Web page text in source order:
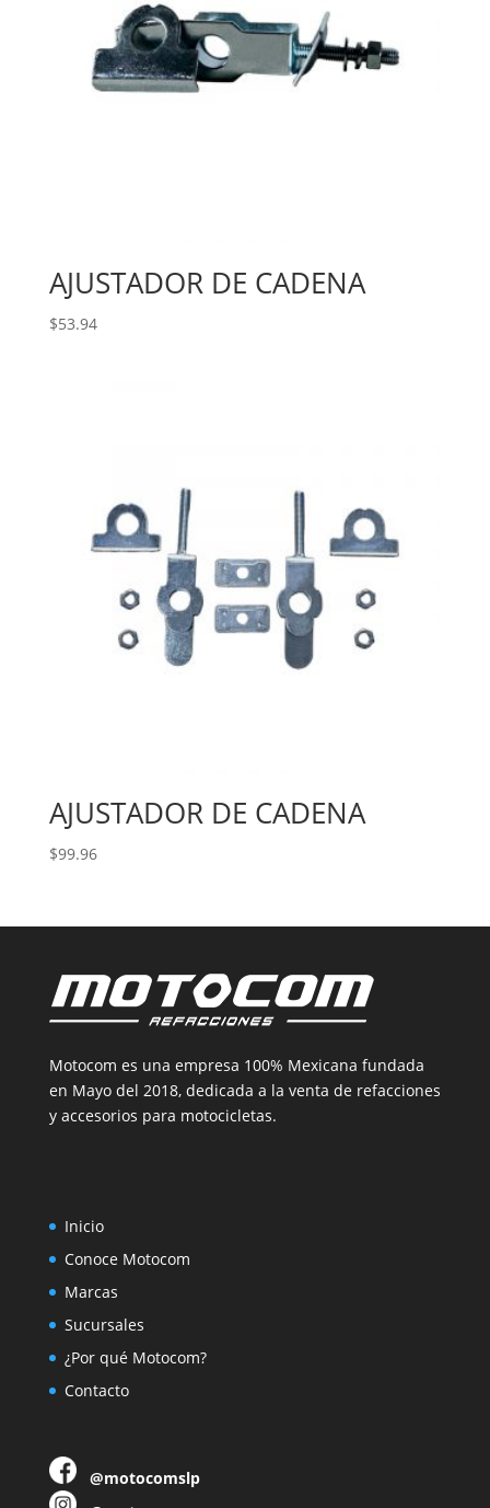
AJUSTADOR DE CADENA
$53.94
AJUSTADOR DE CADENA
$99.96
Motocom es una empresa 100% Mexicana fundada
en Mayo del 2018, dedicada a la venta de refacciones
y accesorios para motocicletas.
Inicio
Conoce Motocom
Marcas
Sucursales
¿Por qué Motocom?
Contacto
@motocomslp